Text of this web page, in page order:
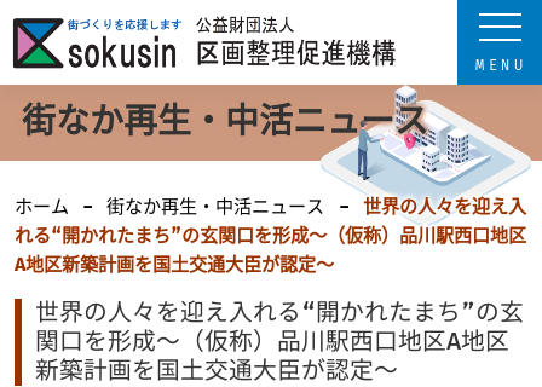
街なか再生・中活ニュース
ホーム 街なか再生・中活ニュース
世界の人々を迎え入
れる“開かれたまち”の玄関口を形成～（仮称）品川駅西口地区
A地区新築計画を国土交通大臣が認定～
世界の人々を迎え入れる“開かれたまち”の玄
関口を形成～（仮称）品川駅西口地区A地区
新築計画を国土交通大臣が認定～